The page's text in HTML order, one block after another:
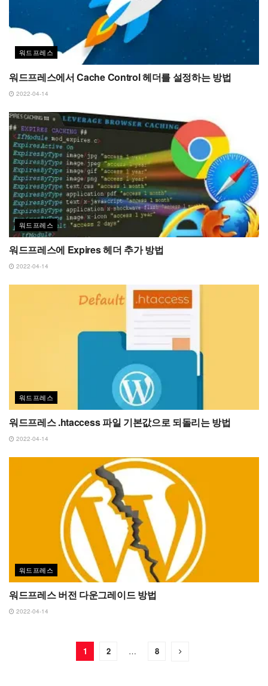
워드프레스
워드프레스에서 Cache Control 헤더를 설정하는 방법
2022-04-14
워드프레스
워드프레스에 Expires 헤더 추가 방법
2022-04-14
워드프레스
워드프레스 .htaccess 파일 기본값으로 되돌리는 방법
2022-04-14
워드프레스
워드프레스 버전 다운그레이드 방법
2022-04-14
1 2 … 8